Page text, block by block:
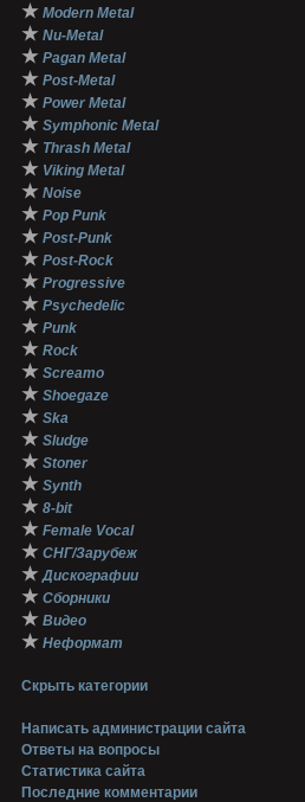
★ Modern Metal
★ Nu-Metal
★ Pagan Metal
★ Post-Metal
★ Power Metal
★ Symphonic Metal
★ Thrash Metal
★ Viking Metal
★ Noise
★ Pop Punk
★ Post-Punk
★ Post-Rock
★ Progressive
★ Psychedelic
★ Punk
★ Rock
★ Screamo
★ Shoegaze
★ Ska
★ Sludge
★ Stoner
★ Synth
★ 8-bit
★ Female Vocal
★ СНГ/Зарубеж
★ Дискографии
★ Сборники
★ Видео
★ Неформат
Скрыть категории
Написать администрации сайта
Ответы на вопросы
Статистика сайта
Последние комментарии